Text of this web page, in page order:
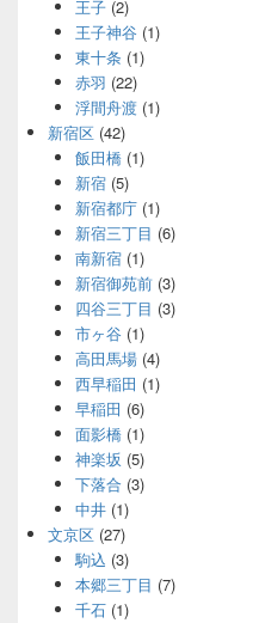
王子(2)
王子神谷(1)
東十条 (1)
赤羽 (22)
浮間舟渡(1)
新宿区 (42)
飯田橋(1)
新宿(5)
新宿都庁(1)
新宿三丁目 (6)
南新宿(1)
新宿御苑前(3)
四谷三丁目 (3)
市ヶ谷(1)
高田馬場(4)
西早稲田 (1)
早稲田 (6)
面影橋(1)
神楽坂 (5)
下落合(3)
中井(1)
文京区 (27)
駒込 (3)
本郷三丁目 (7)
千石(1)